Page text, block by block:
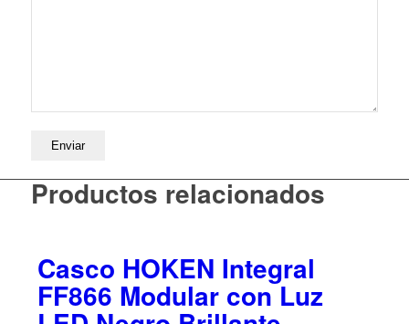
Productos relacionados
Casco HOKEN Integral
FF866 Modular con Luz